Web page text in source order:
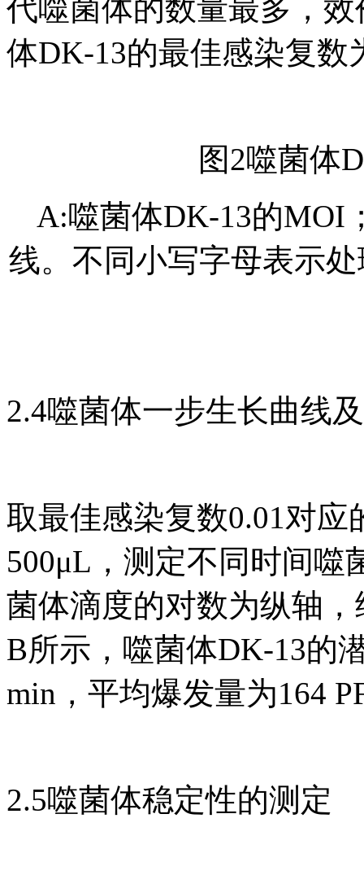
代噬菌体的数量最多，效
体DK-13的最佳感染复数
图2噬菌体
A:噬菌体DK-13的MOI
线。不同小写字母表示
2.4噬菌体一步生长曲线
取最佳感染复数0.01对
500μL，测定不同时间噬
菌体滴度的对数为纵轴
B所示，噬菌体DK-13的
min，平均爆发量为164
2.5噬菌体稳定性的测定